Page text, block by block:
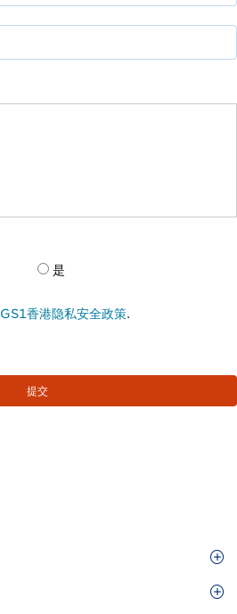
是
GS1香港隐私安全政策.